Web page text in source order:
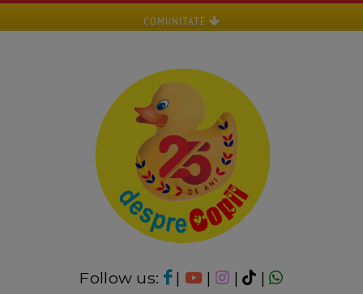
COMUNITATE
Follow us: | | |
|